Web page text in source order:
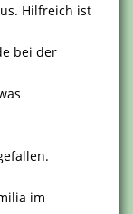
Hilfreich ist
bei der
im